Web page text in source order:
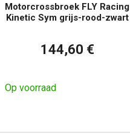
Motorcrossbroek FLY Racing
Kinetic Sym grijs-rood-zwart
144,60 €
Op voorraad